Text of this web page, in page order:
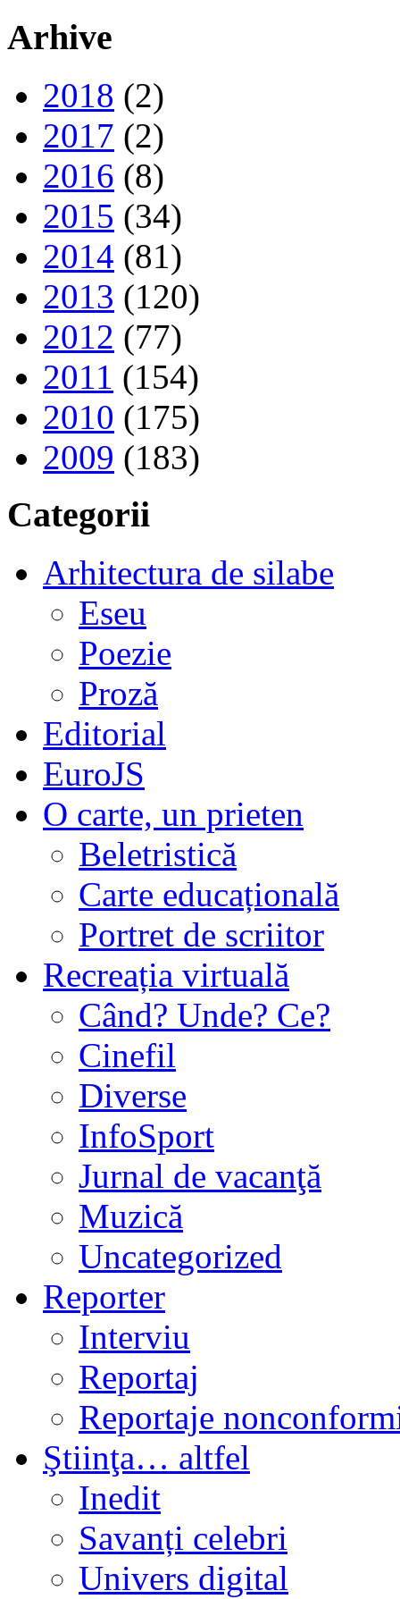
Arhive
2018 (2)
2017 (2)
2016 (8)
2015 (34)
2014 (81)
2013 (120)
2012 (77)
2011 (154)
2010 (175)
2009 (183)
Categorii
Arhitectura de silabe
Eseu
Poezie
Proză
Editorial
EuroJS
O carte, un prieten
Beletristică
Carte educațională
Portret de scriitor
Recreația virtuală
Când? Unde? Ce?
Cinefil
Diverse
InfoSport
Jurnal de vacanţă
Muzică
Uncategorized
Reporter
Interviu
Reportaj
Reportaje
Ştiinţa… altfel
Inedit
Savanți celebri
Univers digital